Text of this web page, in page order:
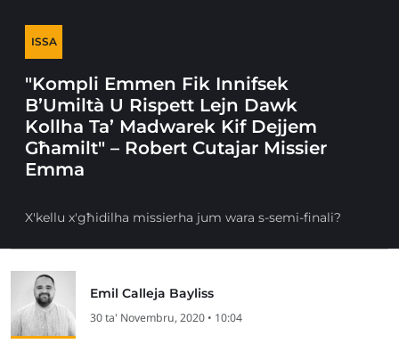
ISSA
"Kompli Emmen Fik Innifsek
B’Umiltà U Rispett Lejn Dawk
Kollha Ta’ Madwarek Kif Dejjem
Għamilt" – Robert Cutajar Missier
Emma
X'kellu x'għidilha missierha jum wara s-semi-finali?
Emil Calleja Bayliss
30 ta' Novembru, 2020 • 10:04